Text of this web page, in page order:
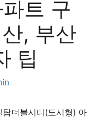
트 구
, 부산
팁
탑더블시티(도시형) 아